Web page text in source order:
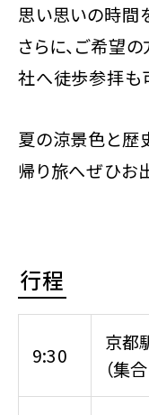
思い思いの時間
さらに、ご希望
社へ徒歩参拝も
夏の涼景色と歴
帰り旅へぜひお
行程
9:30
京都
（集